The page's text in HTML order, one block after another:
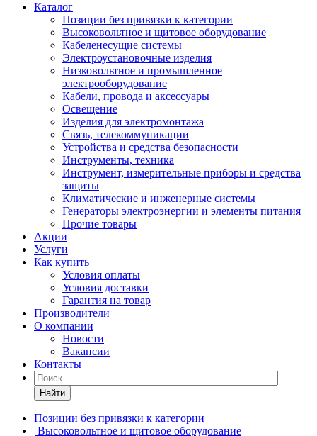
Каталог
Позиции без привязки к категории
Высоковольтное и щитовое оборудование
Кабеленесущие системы
Электроустановочные изделия
Низковольтное и промышленное
электрооборудование
Кабели, провода и аксессуары
Освещение
Изделия для электромонтажа
Связь, телекоммуникации
Устройства и средства безопасности
Инструменты, техника
Инструмент, измерительные приборы и средства
защиты
Климатические и инженерные системы
Генераторы электроэнергии и элементы питания
Прочие товары
Акции
Услуги
Как купить
Условия оплаты
Условия доставки
Гарантия на товар
Производители
О компании
Новости
Вакансии
Контакты
Найти
Позиции без привязки к категории
Высоковольтное и щитовое оборудование